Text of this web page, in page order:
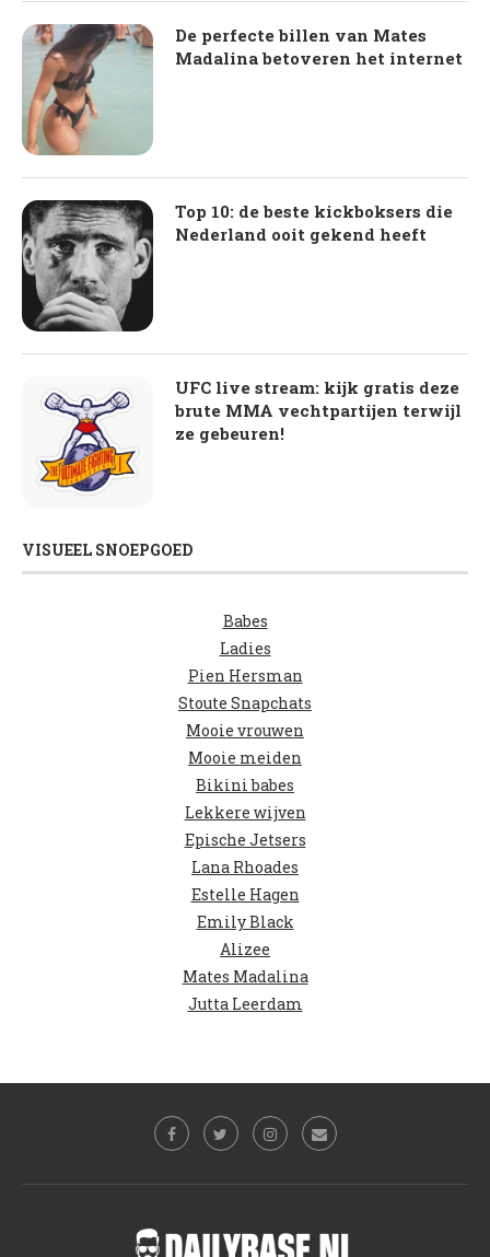
De perfecte billen van Mates
Madalina betoveren het internet
Top 10: de beste kickboksers die
Nederland ooit gekend heeft
UFC live stream: kijk gratis deze
brute MMA vechtpartijen terwijl
ze gebeuren!
VISUEEL SNOEPGOED
Babes
Ladies
Pien Hersman
Stoute Snapchats
Mooie vrouwen
Mooie meiden
Bikini babes
Lekkere wijven
Epische Jetsers
Lana Rhoades
Estelle Hagen
Emily Black
Alizee
Mates Madalina
Jutta Leerdam